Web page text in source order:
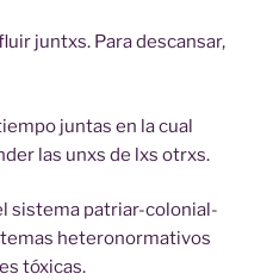
juntxs. Para descansar,
juntas en la cual
las unxs de lxs otrxs.
sistema patriar-colonial-
heteronormativos
tóxicas.